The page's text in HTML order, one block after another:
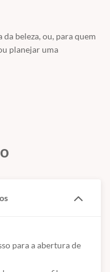
E agora?
Beleza ? Formalização
saber
beleza, ou, para quem
planejar uma
para a abertura de